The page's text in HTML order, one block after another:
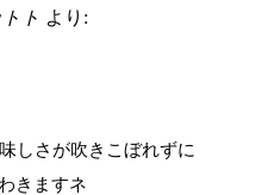
ト より:
しさが吹きこぼれずに
きますネ